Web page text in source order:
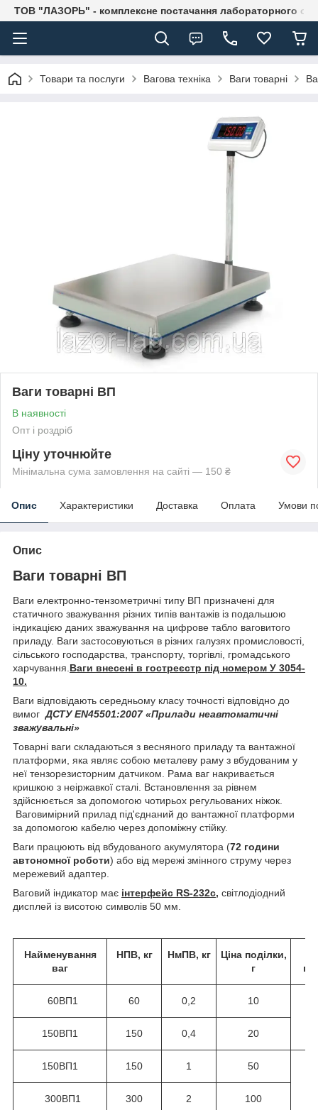
ТОВ "ЛАЗОРЬ" - комплексне постачання лабораторного
Товари та послуги Вагова техніка Ваги товарні
Ваги товарні ВП
В наявності
Опт і роздріб
Ціну уточнюйте
Мінімальна сума замовлення на сайті — 150 ₴
Опис Характеристики Доставка Оплата Умови
Опис
Ваги товарні ВП
Ваги електронно-тензометричні типу ВП призначені для
статичного зважування різних типів вантажів із подальшою
індикацією даних зважування на цифрове табло ваговитого
приладу. Ваги застосовуються в різних галузях промисловості,
сільського господарства, транспорту, торгівлі, громадського
харчування.Ваги внесені в гостреєстр під номером У 3054-
10.
Ваги відповідають середньому класу точності відповідно до
вимогДСТУEN45501:2007 «Прилади неавтоматичні
зважувальні»
Товарні ваги складаються з весняного приладу та вантажної
платформи, яка являє собою металеву раму з вбудованим у
неї тензорезисторним датчиком. Рама ваг накривається
кришкою з неіржавкої сталі. Встановлення за рівнем
здійснюється за допомогою чотирьох регульованих ніжок.
Ваговимірний прилад під'єднаний до вантажної платформи
за допомогою кабелю через допоміжну стійку.
Ваги працюють від вбудованого акумулятора (72 години
автономної роботи) або від мережі змінного струму через
мережевий адаптер.
Ваговий індикатор має інтерфейс RS-232с, світлодіодний
дисплей із висотою символів 50 мм.
Найменування
ваг
НПВ, кг НмПВ, кг
Ціна поділки,
г
60ВП1 60 0,2 10
150ВП1 150 0,4 20
150ВП1 150 1 50
300ВП1 300 2 100